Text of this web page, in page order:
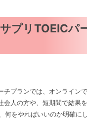
プリTOEICパ
チプランでは、オンライン
会人の方や、短期間で結果
何をやればいいのか明確に